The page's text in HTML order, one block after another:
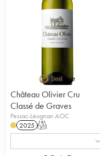
Château Olivier Cru
Classé de Graves
Pessac-Léognan AOC
2025 T